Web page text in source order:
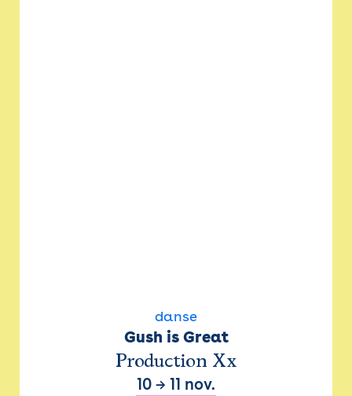
danse
Gush is Great
Production Xx
10 → 11 nov.